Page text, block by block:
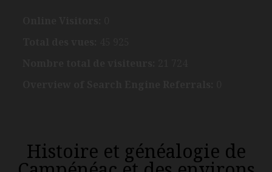
Histoire et généalogie de